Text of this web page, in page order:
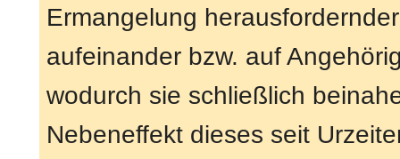
Ermangelung
aufeinander bzw. auf
wodurch sie schließlich
Nebeneffekt dieses seit